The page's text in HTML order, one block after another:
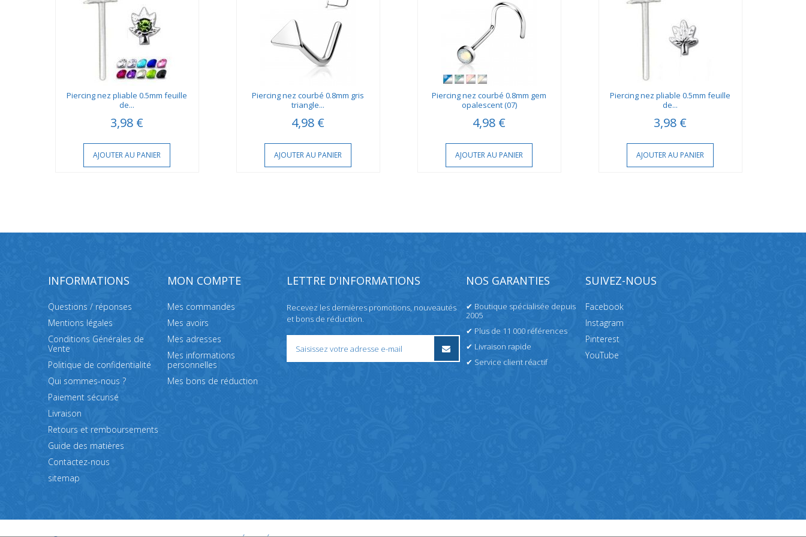
Piercing nez pliable 0.5mm feuille
de...
3,98 €
AJOUTER AU PANIER
Piercing nez courbé 0.8mm gris
triangle...
4,98 €
AJOUTER AU PANIER
Piercing nez courbé 0.8mm gem
opalescent (07)
4,98 €
AJOUTER AU PANIER
Piercing nez pliable 0.5mm feuille
de...
3,98 €
AJOUTER AU PANIER
INFORMATIONS
Questions / réponses
Mentions légales
Conditions Générales de
Vente
Politique de confidentialité
Qui sommes-nous ?
Paiement sécurisé
Livraison
Retours et remboursements
Guide des matières
Contactez-nous
sitemap
MON COMPTE
Mes commandes
Mes avoirs
Mes adresses
Mes informations
personnelles
Mes bons de réduction
LETTRE D'INFORMATIONS
Recevez les dernières promotions, nouveautés
et bons de réduction.
NOS GARANTIES
✔ Boutique spécialisée depuis
2005
✔ Plus de 11 000 références
✔ Livraison rapide
✔ Service client réactif
SUIVEZ-NOUS
Facebook
Instagram
Pinterest
YouTube